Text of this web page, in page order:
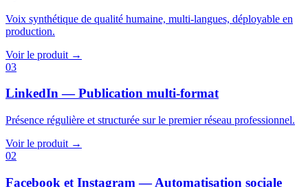
Voix synthétique de qualité humaine, multi-langues, déployable en
production.
Voir le produit →
03
LinkedIn — Publication multi-format
Présence régulière et structurée sur le premier réseau professionnel.
Voir le produit →
02
Facebook et Instagram — Automatisation sociale